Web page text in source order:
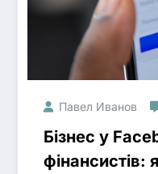
Павел Иванов
Бізнес у
фінансистів: